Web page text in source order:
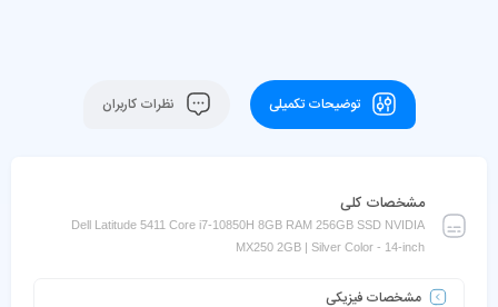
توضیحات تکمیلی نظرات کاربران
مشخصات کلی
Dell Latitude 5411 Core i7-10850H 8GB RAM 256GB SSD NVIDIA
MX250 2GB | Silver Color - 14-inch
مشخصات فیزیکی